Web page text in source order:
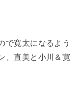
で寛太になるよう
、直美と小川＆寛